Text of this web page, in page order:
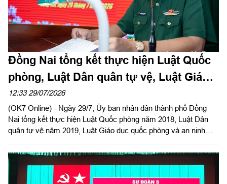
Đồng Nai tổng kết thực hiện Luật Quốc
phòng, Luật Dân quân tự vệ, Luật Giáo
dục quốc phòng và an ninh
12:33 29/07/2026
(OK7 Online) - Ngày 29/7, Ủy ban nhân dân thành phố Đồng
Nai tổng kết thực hiện Luật Quốc phòng năm 2018, Luật Dân
quân tự vệ năm 2019, Luật Giáo dục quốc phòng và an ninh
lệnh Quân khu dự, phát biểu chỉ đạo. Đại tá Võ Thành Danh, Ủy
viên Ban Thường vụ Thành ủy, Chỉ huy trưởng Bộ Chỉ huy
Quân sự thành phố Đồng Nai chủ trì hội nghị.